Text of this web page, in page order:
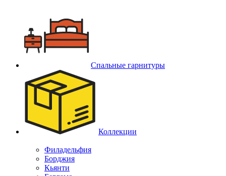
Спальные гарнитуры
Коллекции
Филадельфия
Борджия
Кьянти